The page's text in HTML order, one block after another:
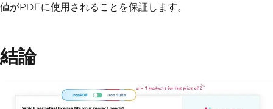
値がPDFに使用されることを保証します。
結論